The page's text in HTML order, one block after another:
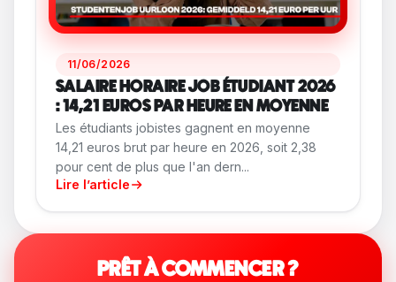
11/06/2026
SALAIRE HORAIRE JOB ÉTUDIANT 2026
: 14,21 EUROS PAR HEURE EN MOYENNE
Les étudiants jobistes gagnent en moyenne
14,21 euros brut par heure en 2026, soit 2,38
pour cent de plus que l'an dern...
Lire l’article
PRÊT À COMMENCER ?